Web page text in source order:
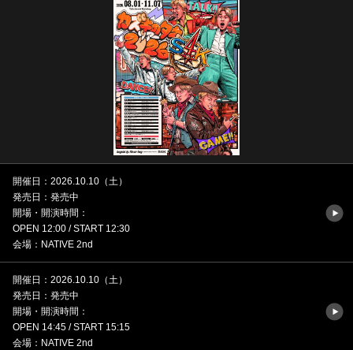
開催日：2026.10.10（土）
発売日：発売中
開場・開演時間：
OPEN 12:00 / START 12:30
会場：NATIVE 2nd
開催日：2026.10.10（土）
発売日：発売中
開場・開演時間：
OPEN 14:45 / START 15:15
会場：NATIVE 2nd